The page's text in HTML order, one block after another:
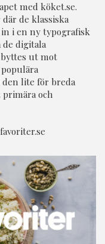
med köket.se.
de klassiska
i en ny typografisk
digitala
ut mot
den lite för breda
och